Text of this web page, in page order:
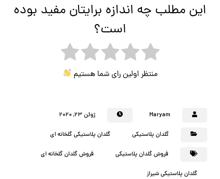
این مطلب چه اندازه برایتان مفید بوده
است؟
منتظر اولین رای شما هستیم
Maryam ژوئن ۲۳, ۲۰۲۰
گلدان پلاستیکی گلدان پلاستیکی گلخانه ای
فروش گلدان پلاستیکی فروش گلدان گلخانه ای
گلدان پلاستیکی شیراز